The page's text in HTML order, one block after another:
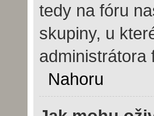
tedy na fóru
skupiny, u
administrátora
Nahoru